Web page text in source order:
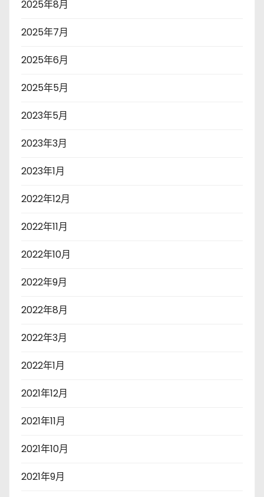
2025年8月
2025年7月
2025年6月
2025年5月
2023年5月
2023年3月
2023年1月
2022年12月
2022年11月
2022年10月
2022年9月
2022年8月
2022年3月
2022年1月
2021年12月
2021年11月
2021年10月
2021年9月